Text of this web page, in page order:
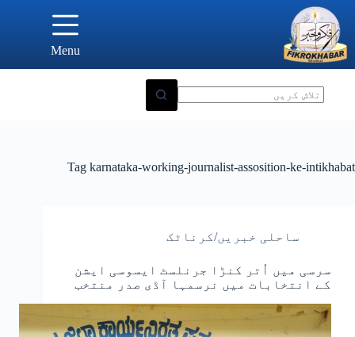
content
Menu
Tag karnataka-working-journalist-assosition-ke-intikhabat
ساحلی خبریں/کرناٹک
سرسی میں اُتر کنڑا جرنلسٹ ایسوسی ایشن
کے انتخابات میں نرسمہا آڈی صدر منتخب